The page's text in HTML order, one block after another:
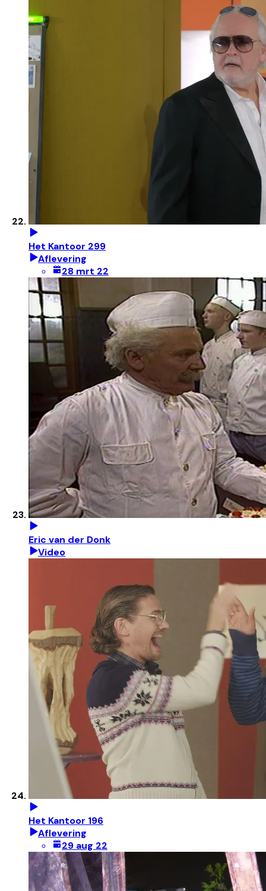
Het Kantoor 299
Aflevering
28 mrt 22
Eric van der Donk
Video
Het Kantoor 196
Aflevering
29 aug 22